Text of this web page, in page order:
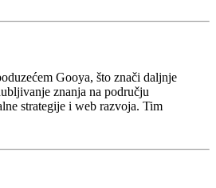
Gooya, što znači daljnje
znanja na području
strategije i web razvoja. Tim